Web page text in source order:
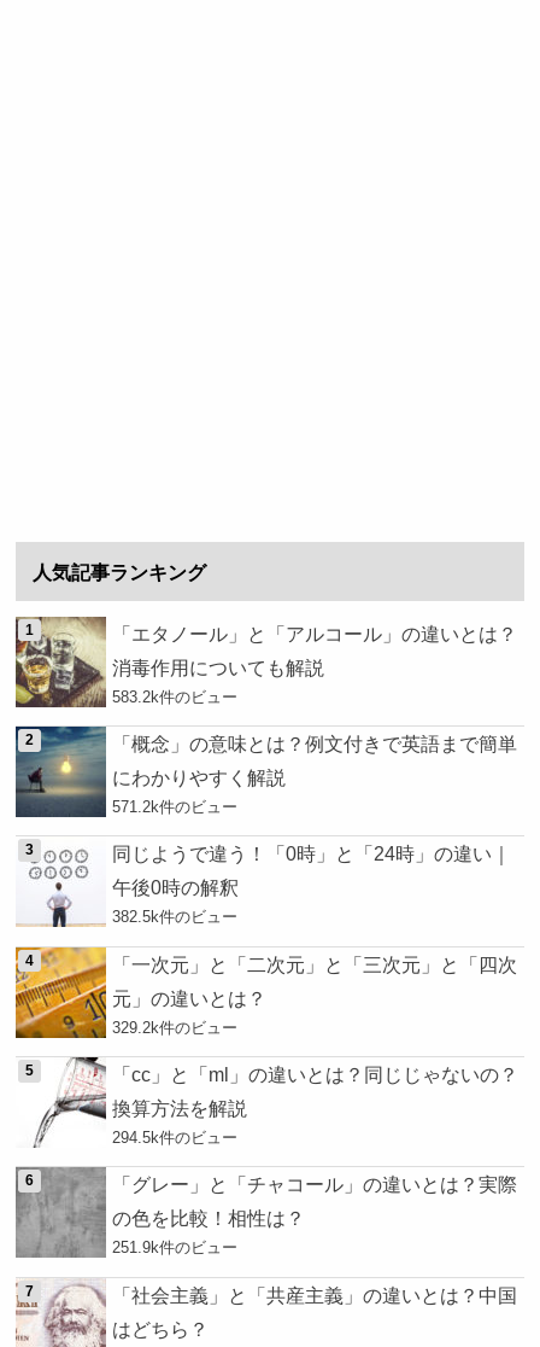
人気記事ランキング
「エタノール」と「アルコール」の違いとは？
消毒作用についても解説
583.2k件のビュー
「概念」の意味とは？例文付きで英語まで簡単
にわかりやすく解説
571.2k件のビュー
同じようで違う！「0時」と「24時」の違い｜
午後0時の解釈
382.5k件のビュー
「一次元」と「二次元」と「三次元」と「四次
元」の違いとは？
329.2k件のビュー
「cc」と「ml」の違いとは？同じじゃないの？
換算方法を解説
294.5k件のビュー
「グレー」と「チャコール」の違いとは？実際
の色を比較！相性は？
251.9k件のビュー
「社会主義」と「共産主義」の違いとは？中国
はどちら？